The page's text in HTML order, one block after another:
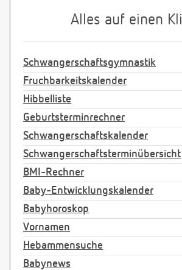
Alles auf einen
Schwangerschaftsgymnastik
Fruchbarkeitskalender
Hibbelliste
Geburtsterminrechner
Schwangerschaftskalender
Schwangerschaftsterminübersicht
BMI-Rechner
Baby-Entwicklungskalender
Babyhoroskop
Vornamen
Hebammensuche
Babynews